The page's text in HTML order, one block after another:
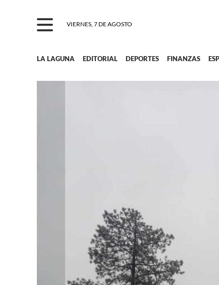
VIERNES, 7 DE AGOSTO
LA LAGUNA EDITORIAL DEPORTES FINANZAS